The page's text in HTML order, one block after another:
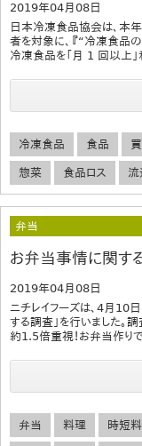
2019年04月08日
日本冷凍食品協会は、本
者を対象に、『“冷凍食品
冷凍食品を「月 1 回以上
冷凍食品 食品
惣菜 食品ロス 流
弁当
お弁当事情に関す
2019年04月08日
ニチレイフーズは、4月10
する調査」を行いました。
約1.5倍重視！お弁当作りで
弁当 料理 時短